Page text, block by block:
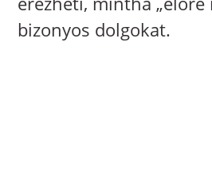
bizonyos dolgokat.